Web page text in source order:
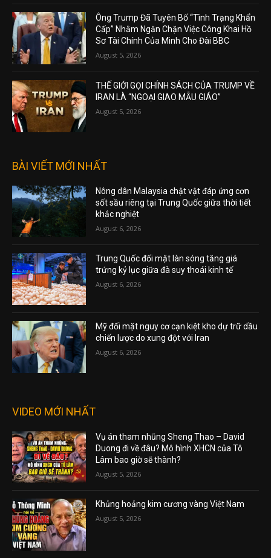
Ông Trump Đã Tuyên Bố “Tình Trạng Khẩn
Cấp” Nhằm Ngăn Chặn Việc Công Khai Hồ
Sơ Tài Chính Của Mình Cho Đài BBC
August 5, 2026
THẾ GIỚI GỌI CHÍNH SÁCH CỦA TRUMP VỀ
IRAN LÀ “NGOẠI GIAO MẪU GIÁO”
August 5, 2026
BÀI VIẾT MỚI NHẤT
Nông dân Malaysia chật vật đáp ứng cơn
sốt sầu riêng tại Trung Quốc giữa thời tiết
khắc nghiệt
August 6, 2026
Trung Quốc đối mặt làn sóng tăng giá
trứng kỷ lục giữa đà suy thoái kinh tế
August 6, 2026
Mỹ đối mặt nguy cơ cạn kiệt kho dự trữ dầu
chiến lược do xung đột với Iran
August 6, 2026
VIDEO MỚI NHẤT
Vụ án tham nhũng Sheng Thao – David
Duong đi về đâu? Mô hình XHCN của Tô
Lâm bao giờ sẽ thành?
August 5, 2026
Khủng hoảng kim cương vàng Việt Nam
August 5, 2026